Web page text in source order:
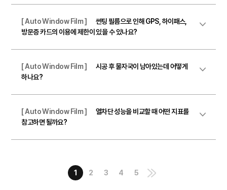
[ Auto Window Film ]
썬팅 필름으로 인해 GPS, 하이패스,
방문증 카드의 이용에 제한이 있을 수 있나요?
[ Auto Window Film ]
시공 후 물자국이 남아있는데 어떻게
하나요?
[ Auto Window Film ]
열차단 성능을 비교할 때 어떤 지표를
참고하면 될까요?
1 2 3 4 5